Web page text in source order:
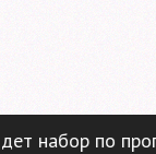
набор по